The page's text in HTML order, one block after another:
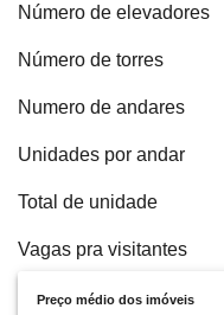
Número de elevadores
Número de torres
Numero de andares
Unidades por andar
Total de unidade
Vagas pra visitantes
Preço médio dos imóveis